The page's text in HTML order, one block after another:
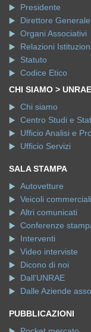
Presidente
Direttore Generale
Organi Associativi
Relazioni
Statuto
Codice Etico
CHI SIAMO >
Chi siamo
Centro Studi e
Ufficio Analisi e
Ufficio Servizi
SALA STAMPA
Autovetture
Veicoli
Altri comunicati
Conferenze
Interventi
Video interviste
Dicono di noi
Dall'UNRAE
Dalle Aziende
PUBBLICAZIONI